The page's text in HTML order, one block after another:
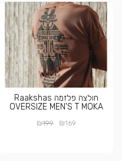
חולצה פלזמה Raakshas
OVERSIZE MEN'S T MOKA
₪169
₪199